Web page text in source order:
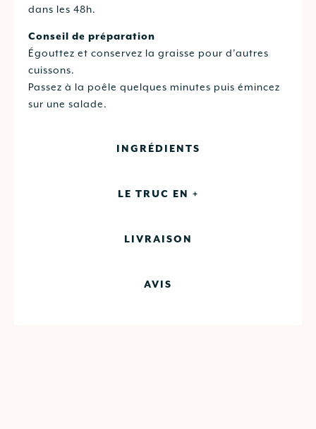
INGRÉDIENTS
LE TRUC EN +
LIVRAISON
AVIS
dans les 48h.
Conseil de préparation
Égouttez et conservez la graisse pour d’autres
cuissons.
Passez à la poêle quelques minutes puis émincez
sur une salade.